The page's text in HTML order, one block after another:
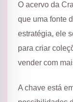
O acervo da
que uma fonte
estratégia, ele
para criar
vender com
A chave está